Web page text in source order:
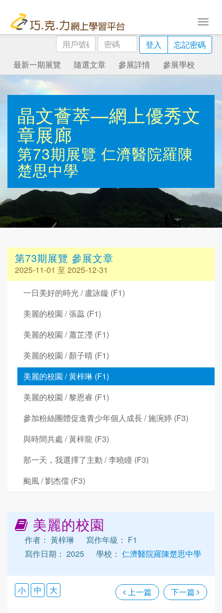
用
戶
號
碼
密
碼
登入
忘記密碼
最新一期展覽
隨選文章 參展詳情 參展學校
晶文薈萃—網上優秀文
章展廊
第73期展覽 仁濟醫院羅陳
楚思中學
第73期展覽 參展文章
2025-11-01 至 2025-12-31
一日美好的時光 / 盧詠鏇 (F1)
美麗的校園 / 張蕊 (F1)
美麗的校園 / 蕭芷瀅 (F1)
美麗的校園 / 顏子晴 (F1)
美麗的校園 / 黃梓琳 (F1)
美麗的校園 / 黎恩睿 (F1)
參加粉絲團體促進青少年個人成長 / 施涴婷 (F3)
與時間共處 / 黃梓龍 (F3)
那一天，我選擇了主動 / 李曉瞳 (F3)
颱風 / 劉杰儒 (F3)
美麗的校園
作者： 黃梓琳
寫作年級： F1
寫作日期： 2025
學校： 仁濟醫院羅陳楚思中學
上一篇 下一篇
小 中 大